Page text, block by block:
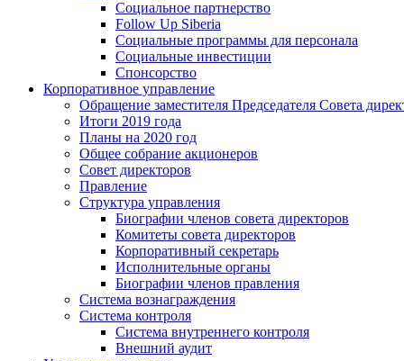
Социальное партнерство
Follow Up Siberia
Социальные программы для персонала
Социальные инвестиции
Спонсорство
Корпоративное управление
Обращение заместителя Председателя Совета
Итоги 2019 года
Планы на 2020 год
Общее собрание акционеров
Совет директоров
Правление
Структура управления
Биографии членов совета директоров
Комитеты совета директоров
Корпоративный секретарь
Исполнительные органы
Биографии членов правления
Система вознаграждения
Система контроля
Система внутреннего контроля
Внешний аудит